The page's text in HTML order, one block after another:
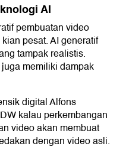
AI
pembuatan video
pesat. AI generatif
tampak realistis.
memiliki dampak
digital Alfons
kalau perkembangan
video akan membuat
dengan video asli.